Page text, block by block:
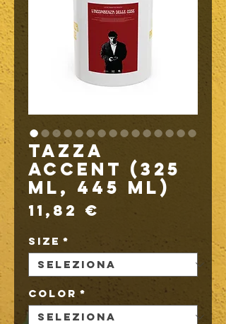
Tazza
Accent (325
ml, 445 ml)
11,82 € Prezzo
Size *
Color *